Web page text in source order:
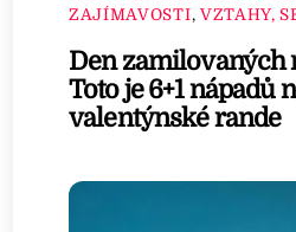
ZAJÍMAVOSTI, VZTAHY,
Den zamilovaných
Toto je 6+1 nápadů
valentýnské rande